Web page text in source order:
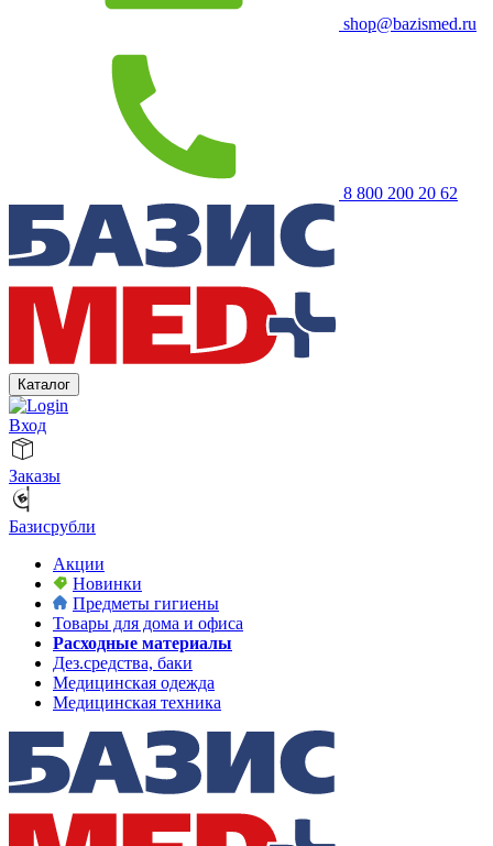
shop@bazismed.ru
8 800 200 20 62
Каталог
Вход
Заказы
Базисрубли
Акции
Новинки
Предметы гигиены
Товары для дома и офиса
Расходные материалы
Дез.средства, баки
Медицинская одежда
Медицинская техника